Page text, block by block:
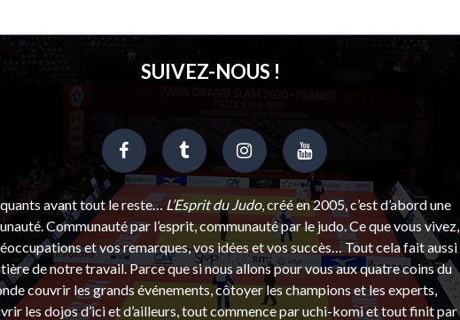
SUIVEZ-NOUS !
avant tout le reste… L’Esprit du Judo, créé en 2005, c’est d’abord une
Communauté par l’esprit, communauté par le judo. Ce que vous vivez,
et vos remarques, vos idées et vos succès… Tout cela fait aussi
de notre travail. Parce que si nous allons pour vous aux quatre coins du
couvrir les grands événements, côtoyer les champions et les experts,
les dojos d’ici et d’ailleurs, tout commence par uchi-komi et tout finit par